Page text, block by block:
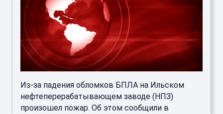
Из-за падения обломков БПЛА на Ильском
нефтеперерабатывающем заводе (НПЗ)
произошел пожар. Об этом сообщили в